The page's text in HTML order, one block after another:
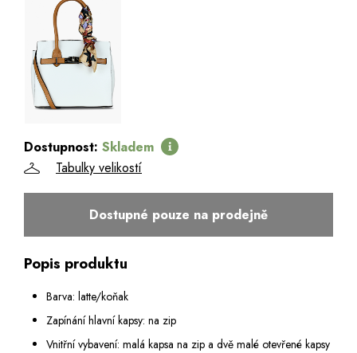
Dostupnost: Skladem
Tabulky velikostí
Dostupné pouze na prodejně
Popis produktu
Barva: latte/koňak
Zapínání hlavní kapsy: na zip
Vnitřní vybavení: malá kapsa na zip a dvě malé otevřené kapsy